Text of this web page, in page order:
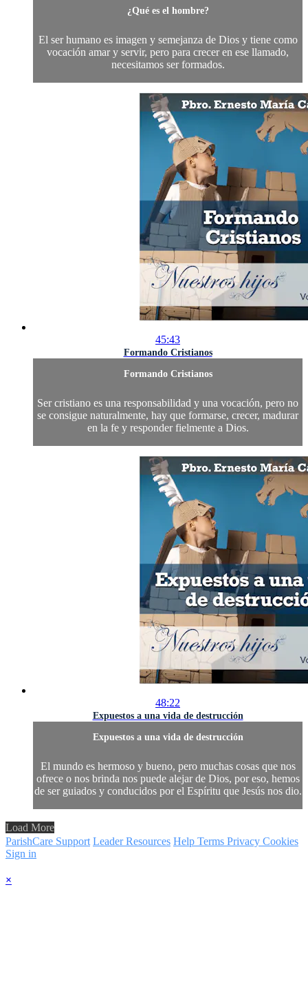
¿Qué es el hombre?
El ser humano es imagen y semejanza de Dios y tiene como
vocación amar y servir, pero para crecer en ese llamado,
necesitamos ser formados.
45:43
Formando Cristianos
Formando Cristianos
Ser cristiano es una responsabilidad y una vocación, pero no
se consigue naturalmente, hay que formarse, crecer, madurar
en la fe y responder fielmente a Dios.
48:22
Expuestos a una vida de destrucción
Expuestos a una vida de destrucción
El mundo es hermoso y bueno, pero muchas cosas que nos
ofrece o nos brinda nos puede alejar de Dios, por eso, hemos
de ser guiados y conducidos por el Espíritu que Jesús nos dio.
Load More
ParishCare Support Leader Resources Help Terms Privacy Cookies
Sign in
×